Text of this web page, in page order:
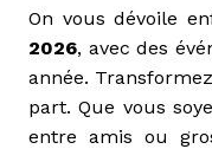
On vous dévoile
2026, avec des
année.
part. Que vous
entre amis ou